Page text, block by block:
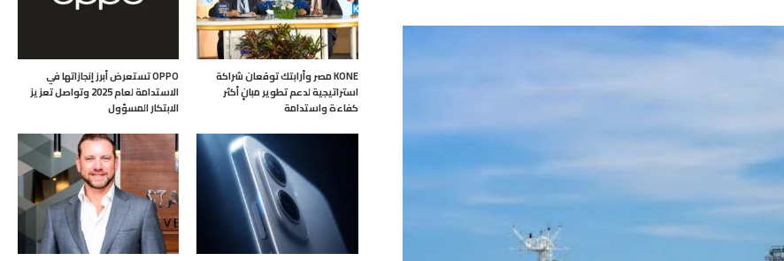
KONE مصر وأرابتك توقعان شراكة
استراتيجية لدعم تطوير مبانٍ أكثر
كفاءة واستدامة
OPPO تستعرض أبرز إنجازاتها في
الاستدامة لعام 2025 وتواصل تعزيز
الابتكار المسؤول